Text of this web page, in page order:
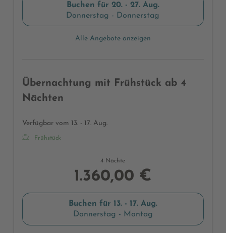
Buchen für 20. - 27. Aug.
Donnerstag - Donnerstag
Alle Angebote anzeigen
Übernachtung mit Frühstück ab 4
Nächten
Verfügbar vom 13. - 17. Aug.
Frühstück
4 Nächte
1.360,00 €
Buchen für 13. - 17. Aug.
Donnerstag - Montag